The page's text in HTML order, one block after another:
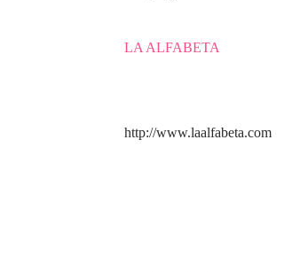
LA ALFABETA
http://www.laalfabeta.com